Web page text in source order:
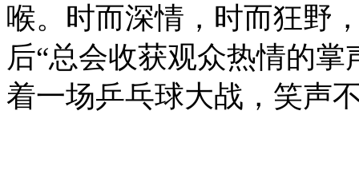
喉。时而深情，时而狂野
后“总会收获观众热情的
着一场乒乓球大战，笑声